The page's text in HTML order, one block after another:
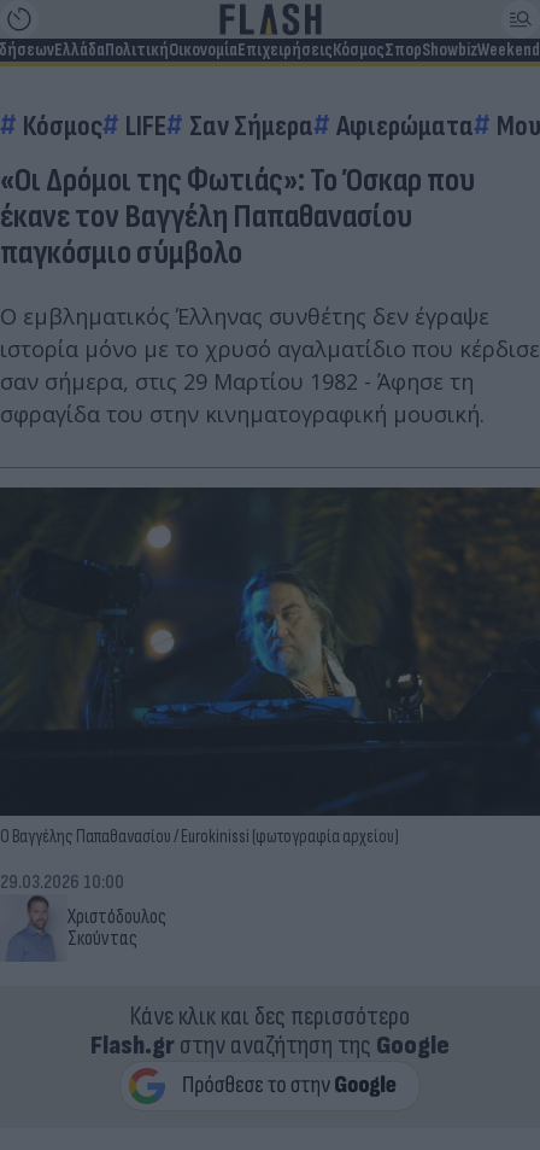
ΕλλάδαΠολιτικήΟικονομίαΕπιχειρήσειςΚόσμοςΣπορShowbizWeekend
Κόσμος LIFE Σαν Σήμερα Αφιερώματα
«Οι Δρόμοι της Φωτιάς»: Το Όσκαρ που
έκανε τον Βαγγέλη Παπαθανασίου
παγκόσμιο σύμβολο
Ο εμβληματικός Έλληνας συνθέτης δεν έγραψε
ιστορία μόνο με το χρυσό αγαλματίδιο που κέρδισε
σαν σήμερα, στις 29 Μαρτίου 1982 - Άφησε τη
σφραγίδα του στην κινηματογραφική μουσική.
Ο Βαγγέλης Παπαθανασίου / Eurokinissi (φωτογραφία αρχείου)
Χριστόδουλος
Σκούντας
29.03.2026 10:00
Κάνε κλικ και δες περισσότερο
Flash.grστην αναζήτηση της Google